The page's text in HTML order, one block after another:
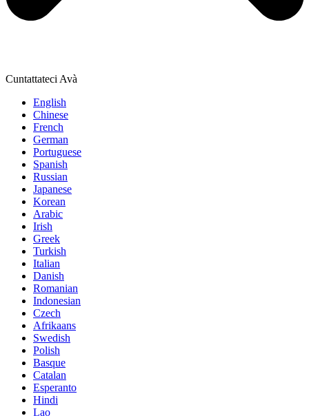
Cuntattateci Avà
English
Chinese
French
German
Portuguese
Spanish
Russian
Japanese
Korean
Arabic
Irish
Greek
Turkish
Italian
Danish
Romanian
Indonesian
Czech
Afrikaans
Swedish
Polish
Basque
Catalan
Esperanto
Hindi
Lao